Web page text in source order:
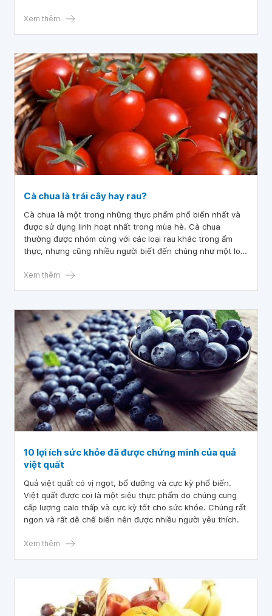
Xem thêm
Cà chua là trái cây hay rau?
Cà chua là một trong những thực phẩm phổ biến nhất và
được sử dụng linh hoạt nhất trong mùa hè. Cà chua
thường được nhóm cùng với các loại rau khác trong ẩm
thực, nhưng cũng nhiều người biết đến chúng như một loại
Xem thêm
10 lợi ích sức khỏe đã được chứng minh của quả
việt quất
Quả việt quất có vị ngọt, bổ dưỡng và cực kỳ phổ biến.
Việt quất được coi là một siêu thực phẩm do chúng cung
cấp lượng calo thấp và cực kỳ tốt cho sức khỏe. Chúng rất
ngon và rất dễ chế biến nên được nhiều người yêu thích.
Xem thêm